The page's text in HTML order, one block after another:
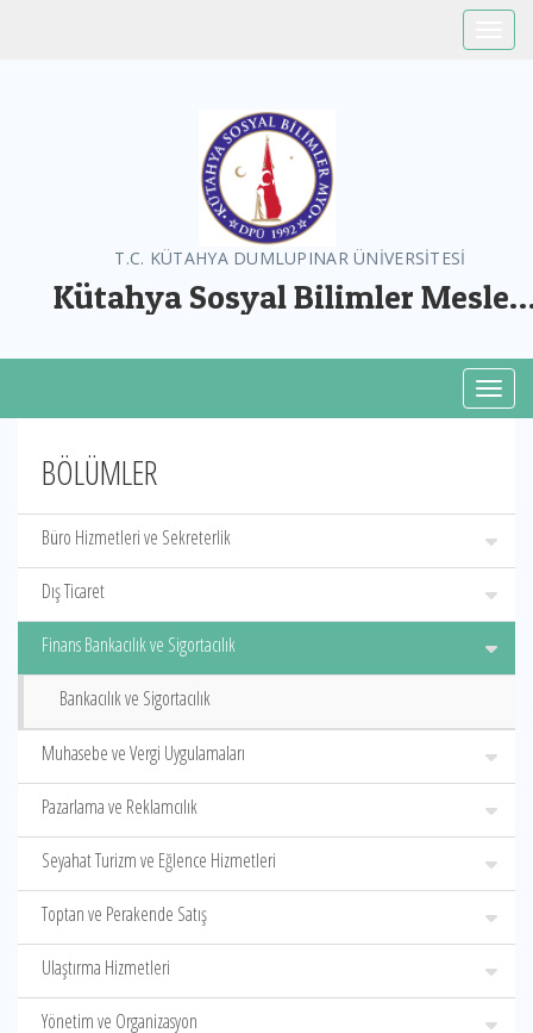
T.C. KÜTAHYA DUMLUPINAR ÜNİVERSİTESİ
Kütahya Sosyal Bilimler Meslek
BÖLÜMLER
Büro Hizmetleri ve Sekreterlik
Dış Ticaret
Finans Bankacılık ve Sigortacılık
Bankacılık ve Sigortacılık
Muhasebe ve Vergi Uygulamaları
Pazarlama ve Reklamcılık
Seyahat Turizm ve Eğlence Hizmetleri
Toptan ve Perakende Satış
Ulaştırma Hizmetleri
Yönetim ve Organizasyon